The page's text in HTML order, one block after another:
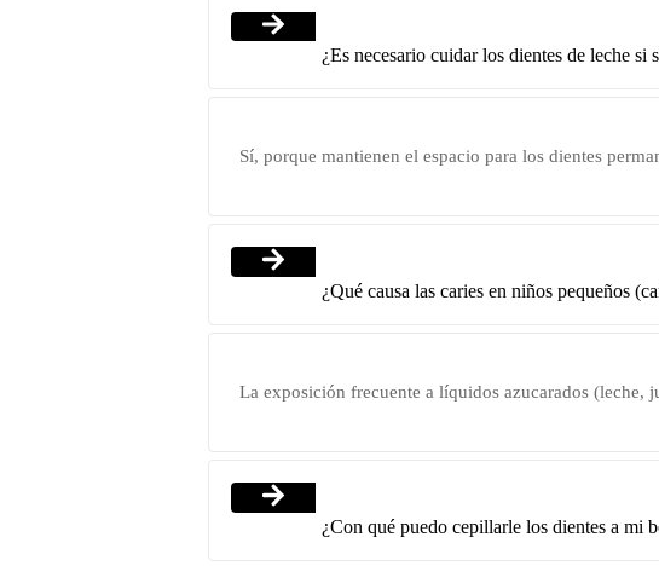
¿Es necesario cuidar los dientes de leche si
Sí, porque mantienen el espacio para los dientes
¿Qué causa las caries en niños pequeños
La exposición frecuente a líquidos azucarados (leche,
¿Con qué puedo cepillarle los dientes a mi